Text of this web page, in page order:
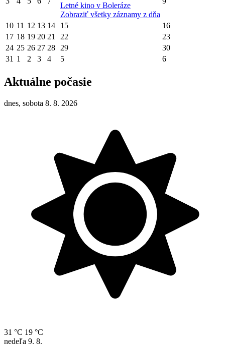
Letné kino v Boleráze
Zobraziť všetky záznamy z dňa
10 11 12 13 14 15
16
17 18 19 20 21 22
23
24 25 26 27 28 29
30
31 1 2 3 4 5 6
Aktuálne počasie
dnes, sobota 8. 8. 2026
31 °C 19 °C
nedeľa 9. 8.